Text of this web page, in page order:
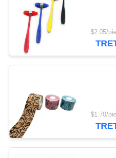
ersten Hilfe
Bedarfe
$2.05/
$1.70/